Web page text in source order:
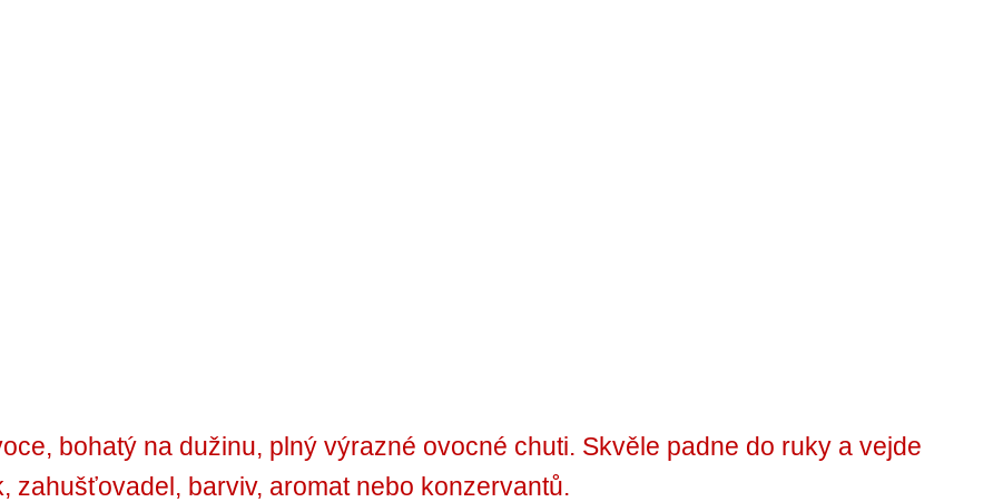
bohatý na dužinu, plný výrazné ovocné chuti. Skvěle padne do ruky a vejde
zahušťovadel, barviv, aromat nebo konzervantů.